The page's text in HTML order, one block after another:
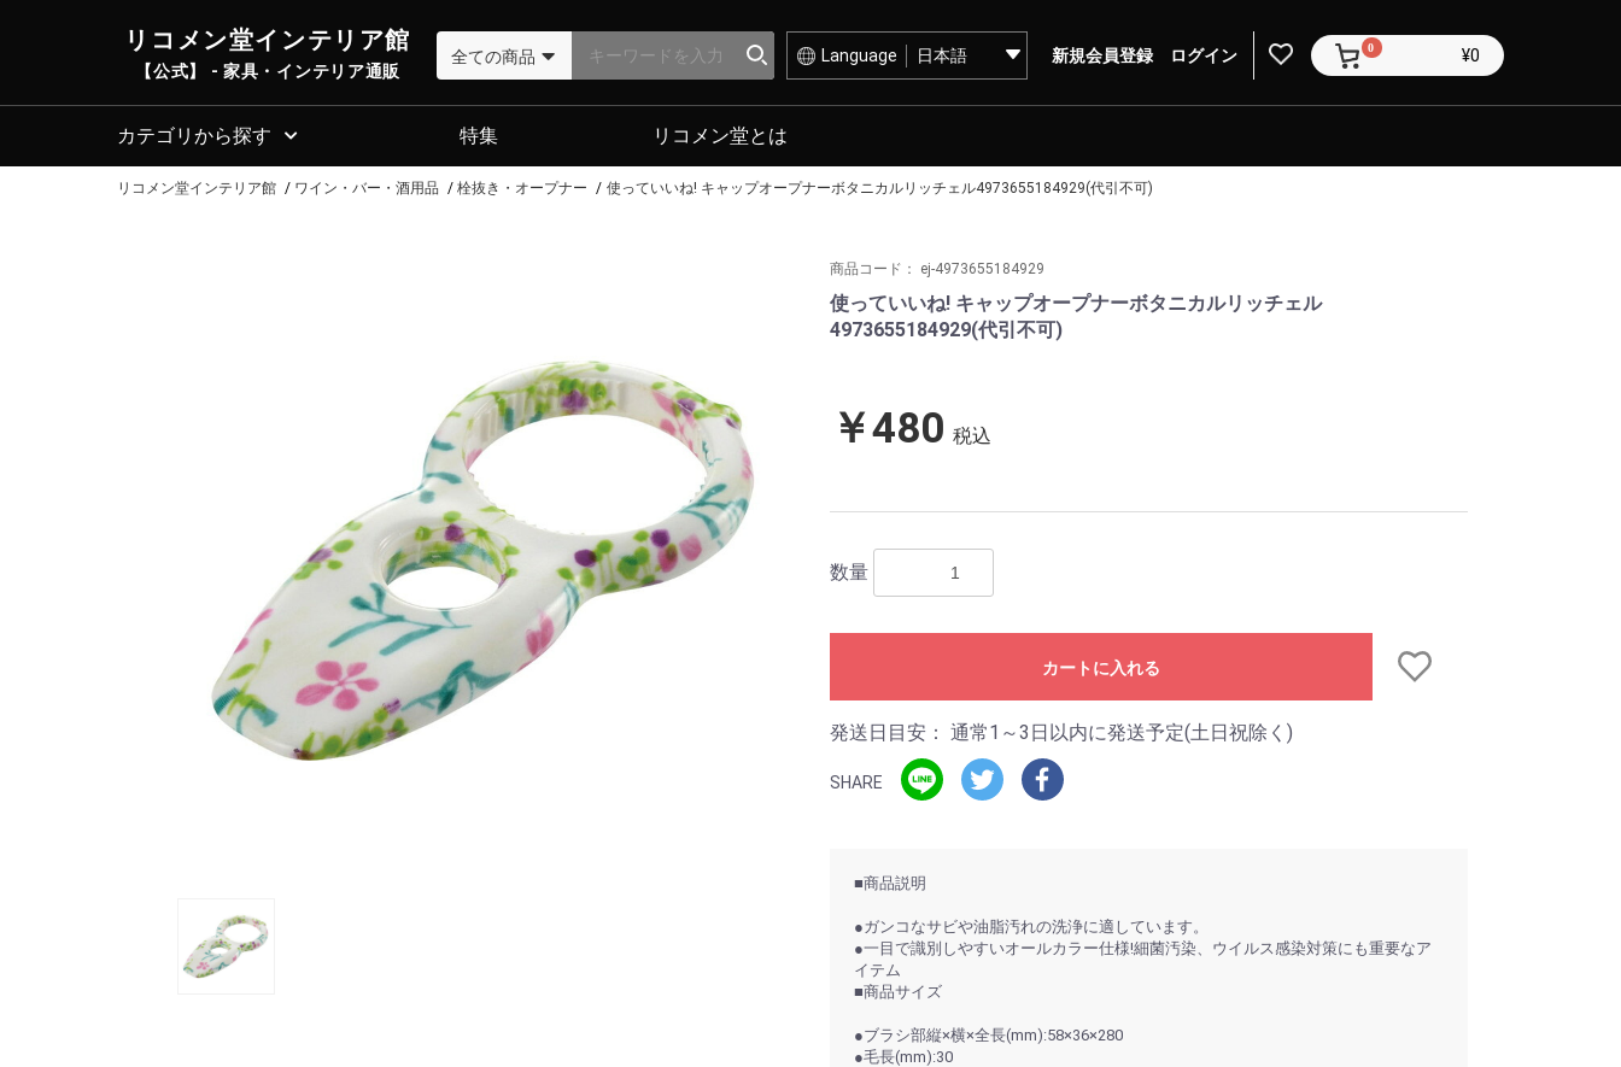
リコメン堂インテリア館
【公式】 - 家具・インテリア通販
Language 新規会員登録 ログイン 0 ¥0
カテゴリから探す 特集 リコメン堂とは
リコメン堂インテリア館 ワイン・バー・酒用品 栓抜き・オープナー 使っていいね! キャップオープナーボタニカルリッチェル4973655184929(代引不可)
商品コード： ej-4973655184929
使っていいね! キャップオープナーボタニカルリッチェル
4973655184929(代引不可)
￥480 税込
数量
カートに入れる
発送日目安： 通常1～3日以内に発送予定(土日祝除く)
SHARE
■商品説明
●ガンコなサビや油脂汚れの洗浄に適しています。
●一目で識別しやすいオールカラー仕様!細菌汚染、ウイルス感染対策にも重要なア
イテム
■商品サイズ
●ブラシ部縦×横×全長(mm):58×36×280
●毛長(mm):30